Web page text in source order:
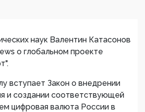
наук Валентин Катасонов
о глобальном проекте
вступает Закон о внедрении
и создании соответствующей
цифровая валюта России в